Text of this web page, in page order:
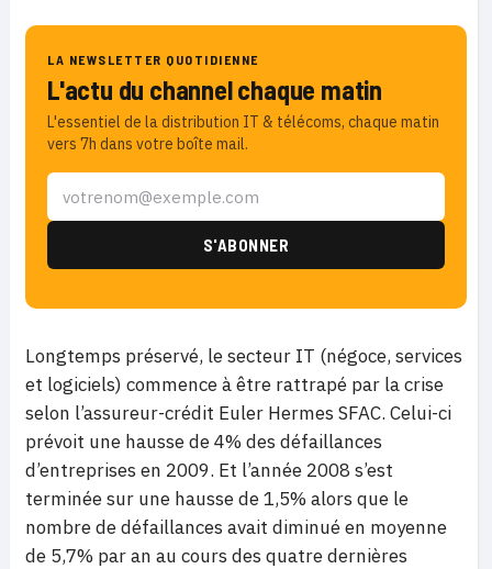
LA NEWSLETTER QUOTIDIENNE
L'actu du channel chaque matin
L'essentiel de la distribution IT & télécoms, chaque matin
vers 7h dans votre boîte mail.
Longtemps préservé, le secteur IT (négoce, services
et logiciels) commence à être rattrapé par la crise
selon l’assureur-crédit Euler Hermes SFAC. Celui-ci
prévoit une hausse de 4% des défaillances
d’entreprises en 2009. Et l’année 2008 s’est
terminée sur une hausse de 1,5% alors que le
nombre de défaillances avait diminué en moyenne
de 5,7% par an au cours des quatre dernières